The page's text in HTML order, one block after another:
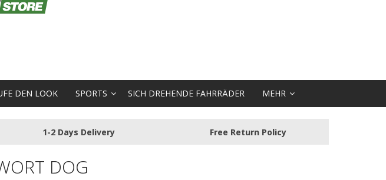
DEN LOOK SPORTS SICH DREHENDE FAHRRÄDER MEHR
1-2 Days Delivery Free Return Policy
DOG